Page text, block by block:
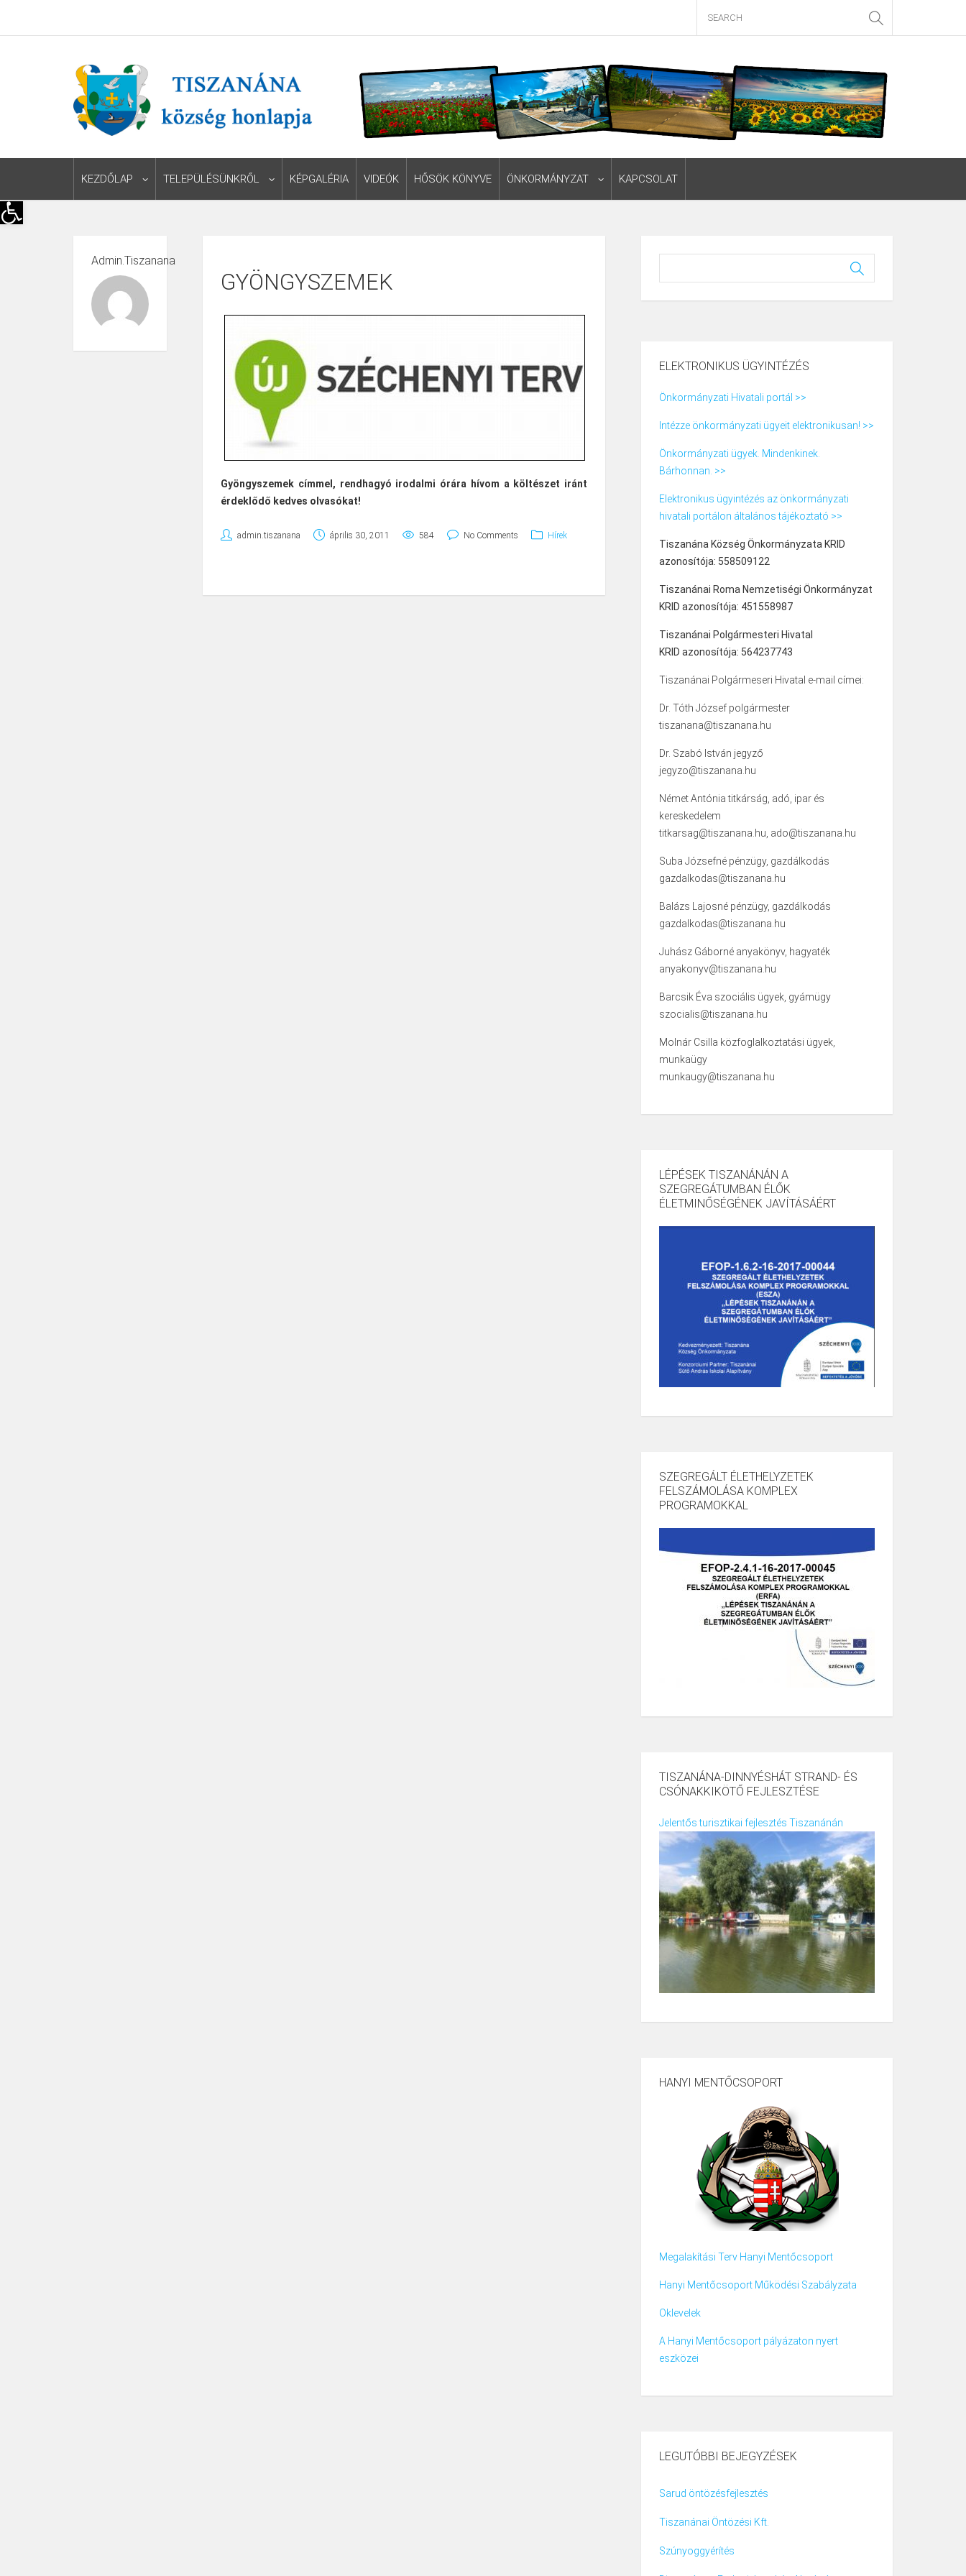
Eszköztár megnyitása
KEZDŐLAP TELEPÜLÉSÜNKRŐL KÉPGALÉRIA VIDEÓK HŐSÖK KÖNYVE ÖNKORMÁNYZAT KAPCSOLAT
Admin.tiszanana
GYÖNGYSZEMEK
Gyöngyszemek címmel, rendhagyó irodalmi órára hívom a költészet iránt
érdeklődő kedves olvasókat!
admin.tiszanana április 30, 2011 584 No Comments Hírek
ELEKTRONIKUS ÜGYINTÉZÉS
Önkormányzati Hivatali portál >>
Intézze önkormányzati ügyeit elektronikusan! >>
Önkormányzati ügyek. Mindenkinek.
Bárhonnan. >>
Elektronikus ügyintézés az önkormányzati
hivatali portálon általános tájékoztató >>
Tiszanána Község Önkormányzata KRID
azonosítója: 558509122
Tiszanánai Roma Nemzetiségi Önkormányzat
KRID azonosítója: 451558987
Tiszanánai Polgármesteri Hivatal
KRID azonosítója: 564237743
Tiszanánai Polgármeseri Hivatal e-mail címei:
Dr. Tóth József polgármester
tiszanana@tiszanana.hu
Dr. Szabó István jegyző
jegyzo@tiszanana.hu
Német Antónia titkárság, adó, ipar és
kereskedelem
titkarsag@tiszanana.hu, ado@tiszanana.hu
Suba Józsefné pénzügy, gazdálkodás
gazdalkodas@tiszanana.hu
Balázs Lajosné pénzügy, gazdálkodás
gazdalkodas@tiszanana.hu
Juhász Gáborné anyakönyv, hagyaték
anyakonyv@tiszanana.hu
Barcsik Éva szociális ügyek, gyámügy
szocialis@tiszanana.hu
Molnár Csilla közfoglalkoztatási ügyek,
munkaügy
munkaugy@tiszanana.hu
LÉPÉSEK TISZANÁNÁN A
SZEGREGÁTUMBAN ÉLŐK
ÉLETMINŐSÉGÉNEK JAVÍTÁSÁÉRT
SZEGREGÁLT ÉLETHELYZETEK
FELSZÁMOLÁSA KOMPLEX
PROGRAMOKKAL
TISZANÁNA-DINNYÉSHÁT STRAND- ÉS
CSÓNAKKIKÖTŐ FEJLESZTÉSE
Jelentős turisztikai fejlesztés Tiszanánán
HANYI MENTŐCSOPORT
Megalakítási Terv Hanyi Mentőcsoport
Hanyi Mentőcsoport Működési Szabályzata
Oklevelek
A Hanyi Mentőcsoport pályázaton nyert
eszközei
LEGUTÓBBI BEJEGYZÉSEK
Sarud öntözésfejlesztés
Tiszanánai Öntözési Kft.
Szúnyoggyérítés